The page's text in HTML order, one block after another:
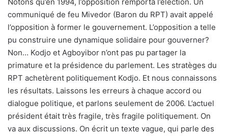
Notons qu’en 1994, l’opposition remporta l’élection. Un
communiqué de feu Mivedor (Baron du RPT) avait appelé
l’opposition à former le gouvernement. L’opposition a telle
pu construire une dynamique solidaire pour gouverner?
Non… Kodjo et Agboyibor n’ont pas pu partager la
primature et la présidence du parlement. Les stratèges du
RPT achetèrent politiquement Kodjo. Et nous connaissons
les résultats. Laissons les erreurs à chaque accord ou
dialogue politique, et parlons seulement de 2006. L’actuel
président était très fragile, très fragile politiquement. On
va aux discussions. On écrit un texte vague, qui parle des